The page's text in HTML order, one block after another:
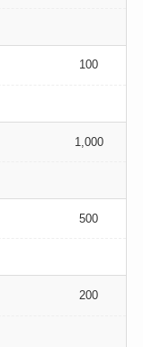
100
1,000
500
200